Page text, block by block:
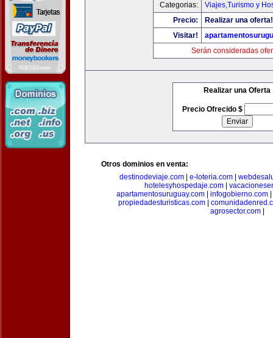
Categorias:
Viajes,Turismo y
Precio:
Realizar una oferta!
Visitar!
Serán consideradas
Realizar una Oferta
Precio Ofrecido $
Otros dominios en venta:
destinodeviaje.com
e-loteria.com
hotelesyhospedaje.com
apartamentosuruguay.com
infogobierno.com
propiedadesturisticas.com|
agrosector.com|